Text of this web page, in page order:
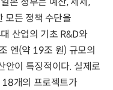
모든 정책 수단을
산업의 기초 R&D와
엔(약 19조 원) 규모의
안이 특징적이다. 실제로
개의 프로젝트가